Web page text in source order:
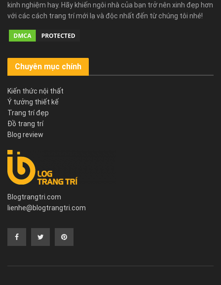
kinh nghiệm hay. Hãy khiến ngôi nhà của bạn trở nên xinh đẹp hơn
với các cách trang trí mới lạ và độc nhất đến từ chúng tôi nhé!
Chuyên mục chính
Kiến thức nội thất
Ý tưởng thiết kế
Trang trí đẹp
Đồ trang trí
Blog review
Blogtrangtri.com
lienhe@blogtrangtri.com